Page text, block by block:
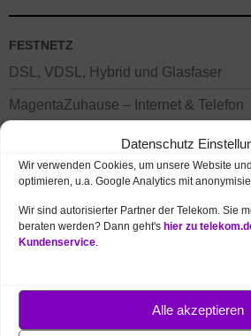
Datenschutz
Wir verwenden Cookies, um unsere Website
optimieren, u.a. Google Analytics mit
Wir sind autorisierter Partner der Telekom. Sie
beraten werden? Dann geht's hier zu
Kundenservice.
Alle akzeptieren
FESTNETZ
DSL, VDSL, Hybrid und Glasfaser
MagentaZuhause – Internet & Telefon
MagentaTV – Fernsehen, Serien, Filme
MOBILFUNK